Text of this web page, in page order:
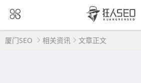
厦门SEO 相关资讯 文章正文